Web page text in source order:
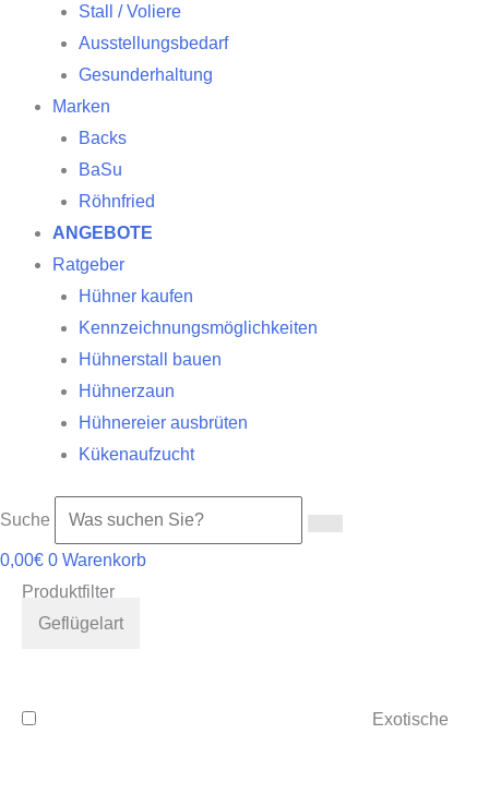
Stall / Voliere
Ausstellungsbedarf
Gesunderhaltung
Marken
Backs
BaSu
Röhnfried
ANGEBOTE
Ratgeber
Hühner kaufen
Kennzeichnungsmöglichkeiten
Hühnerstall bauen
Hühnerzaun
Hühnereier ausbrüten
Kükenaufzucht
Suche
0,00€ 0 Warenkorb
Produktfilter
Geflügelart
Exotische